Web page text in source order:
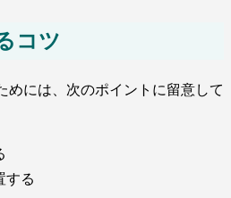
コツ
めには、次のポイントに留意して
する